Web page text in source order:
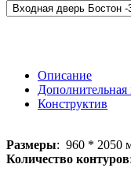
Описание
Конструктив
Размеры: 960 * 2050
Количество контуров